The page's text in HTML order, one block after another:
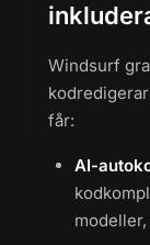
Windsurf
får:
AI-